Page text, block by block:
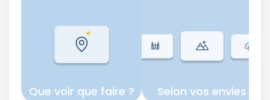
Que voir que faire ? Selon vos envies